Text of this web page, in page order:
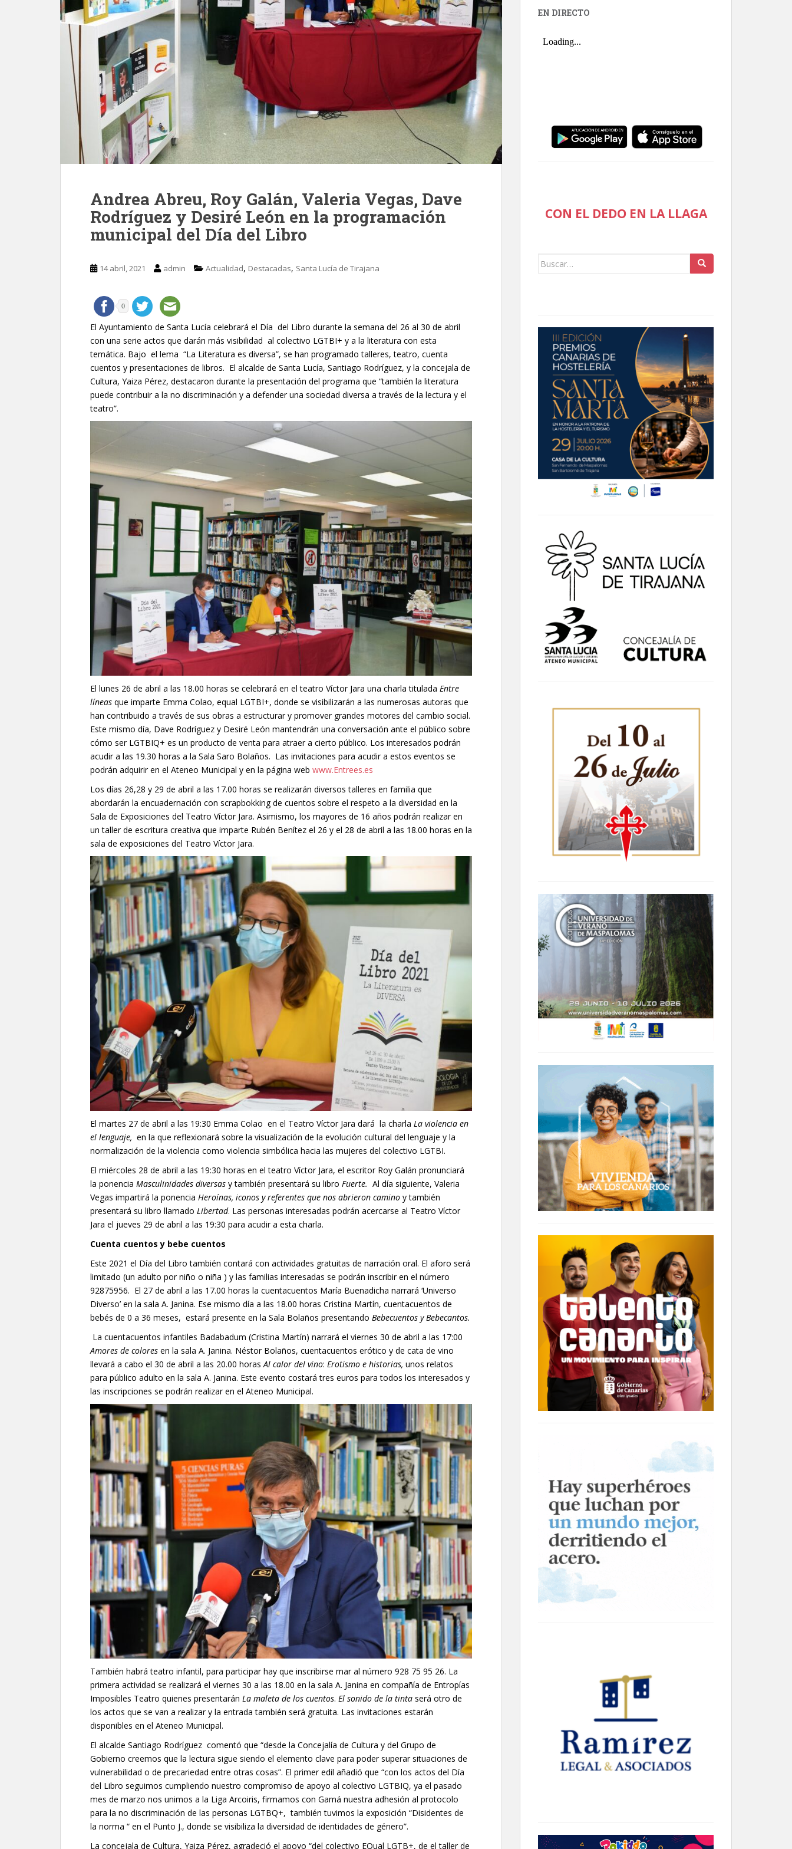
Andrea Abreu, Roy Galán, Valeria Vegas, Dave
Rodríguez y Desiré León en la programación
municipal del Día del Libro
14 abril, 2021 admin Actualidad, Destacadas, Santa Lucía de Tirajana
0
El Ayuntamiento de Santa Lucía celebrará el Día del Libro durante la semana del 26 al 30 de abril
con una serie actos que darán más visibilidad al colectivo LGTBI+ y a la literatura con esta
temática. Bajo el lema “La Literatura es diversa”, se han programado talleres, teatro, cuenta
cuentos y presentaciones de libros. El alcalde de Santa Lucía, Santiago Rodríguez, y la concejala de
Cultura, Yaiza Pérez, destacaron durante la presentación del programa que “también la literatura
puede contribuir a la no discriminación y a defender una sociedad diversa a través de la lectura y el
teatro”.
El lunes 26 de abril a las 18.00 horas se celebrará en el teatro Víctor Jara una charla titulada Entre
líneas que imparte Emma Colao, equal LGTBI+, donde se visibilizarán a las numerosas autoras que
han contribuido a través de sus obras a estructurar y promover grandes motores del cambio social.
Este mismo día, Dave Rodríguez y Desiré León mantendrán una conversación ante el público sobre
cómo ser LGTBIQ+ es un producto de venta para atraer a cierto público. Los interesados podrán
acudir a las 19.30 horas a la Sala Saro Bolaños. Las invitaciones para acudir a estos eventos se
podrán adquirir en el Ateneo Municipal y en la página web www.Entrees.es
Los días 26,28 y 29 de abril a las 17.00 horas se realizarán diversos talleres en familia que
abordarán la encuadernación con scrapbokking de cuentos sobre el respeto a la diversidad en la
Sala de Exposiciones del Teatro Víctor Jara. Asimismo, los mayores de 16 años podrán realizar en
un taller de escritura creativa que imparte Rubén Benítez el 26 y el 28 de abril a las 18.00 horas en la
sala de exposiciones del Teatro Víctor Jara.
El martes 27 de abril a las 19:30 Emma Colao en el Teatro Víctor Jara dará la charla La violencia en
el lenguaje, en la que reflexionará sobre la visualización de la evolución cultural del lenguaje y la
normalización de la violencia como violencia simbólica hacia las mujeres del colectivo LGTBI.
El miércoles 28 de abril a las 19:30 horas en el teatro Víctor Jara, el escritor Roy Galán pronunciará
la ponencia Masculinidades diversas y también presentará su libro Fuerte. Al día siguiente, Valeria
Vegas impartirá la ponencia Heroínas, iconos y referentes que nos abrieron camino y también
presentará su libro llamado Libertad. Las personas interesadas podrán acercarse al Teatro Víctor
Jara el jueves 29 de abril a las 19:30 para acudir a esta charla.
Cuenta cuentos y bebe cuentos
Este 2021 el Día del Libro también contará con actividades gratuitas de narración oral. El aforo será
limitado (un adulto por niño o niña ) y las familias interesadas se podrán inscribir en el número
92875956. El 27 de abril a las 17.00 horas la cuentacuentos María Buenadicha narrará ‘Universo
Diverso’ en la sala A. Janina. Ese mismo día a las 18.00 horas Cristina Martín, cuentacuentos de
bebés de 0 a 36 meses, estará presente en la Sala Bolaños presentando Bebecuentos y Bebecantos.
La cuentacuentos infantiles Badabadum (Cristina Martín) narrará el viernes 30 de abril a las 17:00
Amores de colores en la sala A. Janina. Néstor Bolaños, cuentacuentos erótico y de cata de vino
llevará a cabo el 30 de abril a las 20.00 horasAl calor del vino: Erotismo e historias, unos relatos
para público adulto en la sala A. Janina. Este evento costará tres euros para todos los interesados y
las inscripciones se podrán realizar en el Ateneo Municipal.
También habrá teatro infantil, para participar hay que inscribirse mar al número 928 75 95 26. La
primera actividad se realizará el viernes 30 a las 18.00 en la sala A. Janina en compañía de Entropías
Imposibles Teatro quienes presentarán La maleta de los cuentos. El sonido de la tinta será otro de
los actos que se van a realizar y la entrada también será gratuita. Las invitaciones estarán
disponibles en el Ateneo Municipal.
El alcalde Santiago Rodríguez comentó que “desde la Concejalía de Cultura y del Grupo de
Gobierno creemos que la lectura sigue siendo el elemento clave para poder superar situaciones de
vulnerabilidad o de precariedad entre otras cosas”. El primer edil añadió que “con los actos del Día
del Libro seguimos cumpliendo nuestro compromiso de apoyo al colectivo LGTBIQ, ya el pasado
mes de marzo nos unimos a la Liga Arcoiris, firmamos con Gamá nuestra adhesión al protocolo
para la no discriminación de las personas LGTBQ+, también tuvimos la exposición “Disidentes de
la norma “ en el Punto J., donde se visibiliza la diversidad de identidades de género”.
La concejala de Cultura, Yaiza Pérez, agradeció el apoyo “del colectivo EQual LGTB+, de el taller de
EN DIRECTO
CON EL DEDO EN LA LLAGA
Buscar: